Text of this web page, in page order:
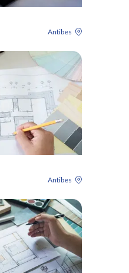
Antibes
Antibes